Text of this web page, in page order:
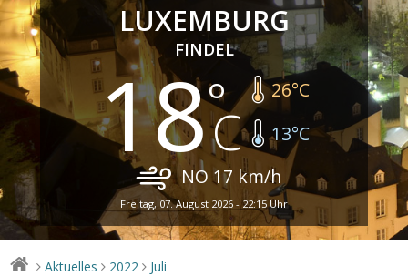
LUXEMBURG
FINDEL
18 26°C
13°C
NO 17 km/h
Freitag, 07. August 2026 - 22:15 Uhr
> Aktuelles > 2022 > Juli